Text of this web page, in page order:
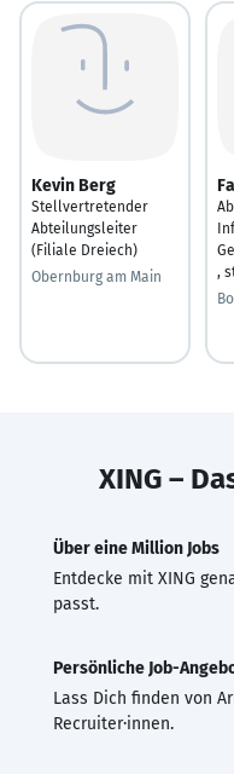
Kevin Berg
Stellvertretender
Abteilungsleiter
(Filiale Dreiech)
Obernburg am Main
,
XING –
Über eine Million Jobs
Entdecke mit XING
passt.
Persönliche Job-
Lass Dich finden von
Recruiter·innen.